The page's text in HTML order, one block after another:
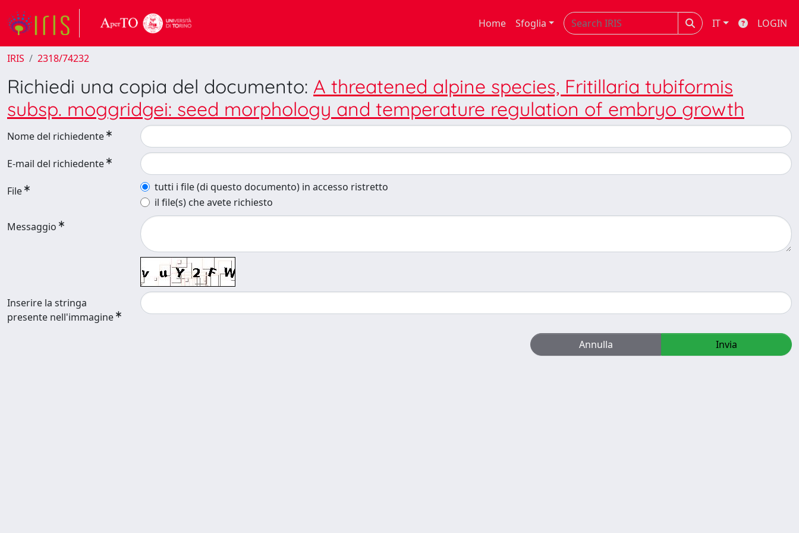
Home Sfoglia IT LOGIN
IRIS 2318/74232
Richiedi una copia del documento: A threatened alpine species, Fritillaria tubiformis
subsp. moggridgei: seed morphology and temperature regulation of embryo growth
Nome del richiedente
E-mail del richiedente
File
tutti i file (di questo documento) in accesso ristretto
il file(s) che avete richiesto
Messaggio
Inserire la stringa
presente nell'immagine
Annulla Invia